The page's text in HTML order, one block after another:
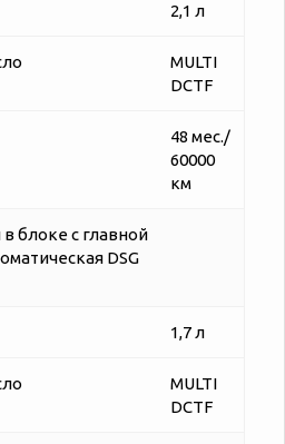
2,1 л
MULTI
DCTF
48 мес./
60000
км
блоке с главной
DSG
1,7 л
MULTI
DCTF